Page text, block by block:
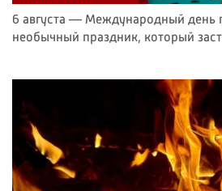
6 августа — Международный день
необычный праздник, который